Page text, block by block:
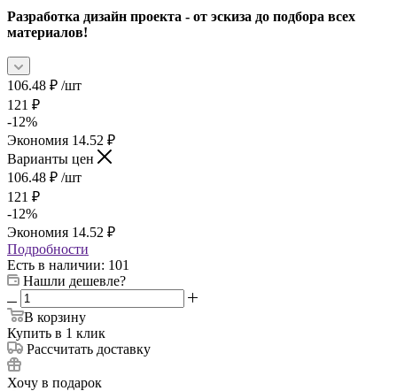
Разработка дизайн проекта - от эскиза до подбора всех
материалов!
106.48 ₽ /шт
121 ₽
-12%
Экономия 14.52 ₽
Варианты цен
106.48 ₽ /шт
121 ₽
-12%
Экономия 14.52 ₽
Подробности
Есть в наличии: 101
Нашли дешевле?
В корзину
Купить в 1 клик
Рассчитать доставку
Хочу в подарок